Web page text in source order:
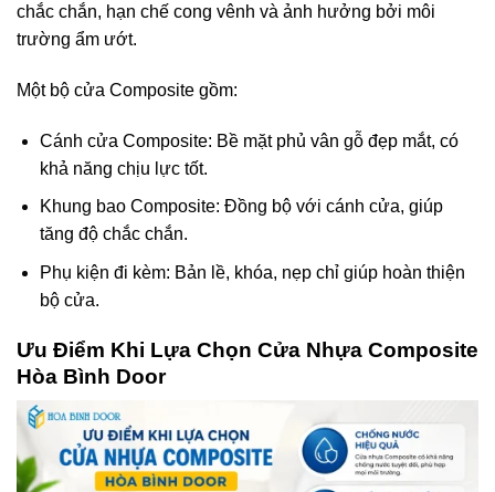
chắc chắn, hạn chế cong vênh và ảnh hưởng bởi môi
trường ẩm ướt.
Một bộ cửa Composite gồm:
Cánh cửa Composite: Bề mặt phủ vân gỗ đẹp mắt, có
khả năng chịu lực tốt.
Khung bao Composite: Đồng bộ với cánh cửa, giúp
tăng độ chắc chắn.
Phụ kiện đi kèm: Bản lề, khóa, nẹp chỉ giúp hoàn thiện
bộ cửa.
Ưu Điểm Khi Lựa Chọn Cửa Nhựa Composite
Hòa Bình Door